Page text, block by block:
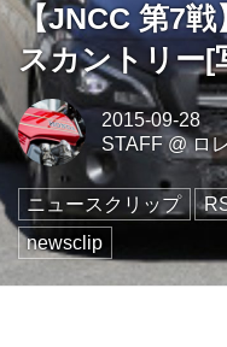
【JNCC 第7
スカントリー[
2015-09-28
STAFF@ロ
ニュースクリップ
newsclip